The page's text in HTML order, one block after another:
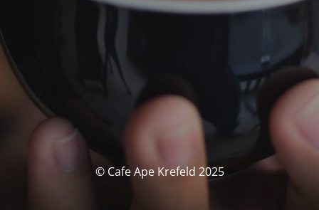
© Cafe Ape Krefeld 2025